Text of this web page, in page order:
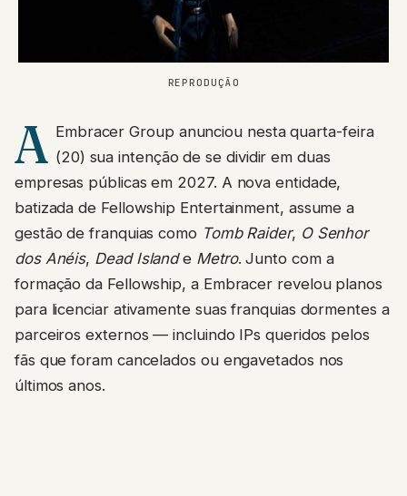
REPRODUÇÃO
A Embracer Group anunciou nesta quarta-feira
(20) sua intenção de se dividir em duas
empresas públicas em 2027. A nova entidade,
batizada de Fellowship Entertainment, assume a
gestão de franquias como Tomb Raider, O Senhor
dos Anéis, Dead Islande Metro. Junto com a
formação da Fellowship, a Embracer revelou planos
para licenciar ativamente suas franquias dormentes a
parceiros externos — incluindo IPs queridos pelos
fãs que foram cancelados ou engavetados nos
últimos anos.